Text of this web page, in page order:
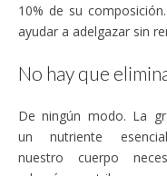
10% de su
ayudar a adelgazar sin
No hay que
De ningún modo. La
un nutriente
nuestro cuerpo